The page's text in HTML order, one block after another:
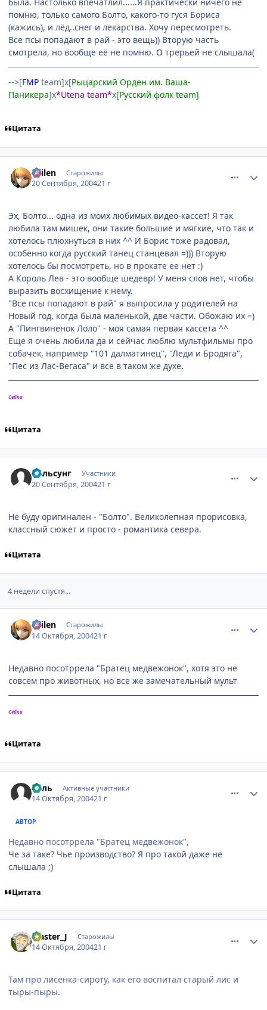
была. Настолько впечатлил......Я практически ничего не
помню, только самого Болто, какого-то гуся Бориса
(кажись), и лёд..снег и лекарства. Хочу пересмотреть.
Все псы попадают в рай - это вещь)) Вторую часть
смотрела, но вообще её не помню. О трерьей не слышала(
-->[FMP team]х[Рыцарский Орден им. Ваша-
Паникера]х*Utena team*х[Русский фолк team]
Цитата
Sailen Старожилы
20 Сентября, 200421 г
Эх, Болто... одна из моих любимых видео-кассет! Я так
любила там мишек, они такие большие и мягкие, что так и
хотелось плюхнуться в них ^^ И Борис тоже радовал,
особенно когда русский танец станцевал =))) Вторую
хотелось бы посмотреть, но в прокате ее нет :)
А Король Лев - это вообще шедевр! У меня слов нет, чтобы
выразить восхищение к нему.
"Все псы попадают в рай" я выпросила у родителей на
Новый год, когда была маленькой, две части. Обожаю их =)
А "Пингвиненок Лоло" - моя самая первая кассета ^^
Еще я очень любила да и сейчас люблю мультфильмы про
собачек, например "101 далматинец", "Леди и Бродяга",
"Пес из Лас-Вегаса" и все в таком же духе.
Сейка
Цитата
Вольсунг Участники
20 Сентября, 200421 г
Не буду оригинален - "Болто". Великолепная прорисовка,
классный сюжет и просто - романтика севера.
Цитата
4 недели спустя...
Sailen Старожилы
14 Октября, 200421 г
Недавно посотррела "Братец медвежонок", хотя это не
совсем про животных, но все же замечательный мульт
Сейка
Цитата
Хель Активные участники
14 Октября, 200421 г
АВТОР
Недавно посотррела "Братец медвежонок",
Че за таке? Чье производство? Я про такой даже не
слышала ;)
Цитата
Master_J Старожилы
14 Октября, 200421 г
Там про лисенка-сироту, как его воспитал старый лис и
тыры-пыры.